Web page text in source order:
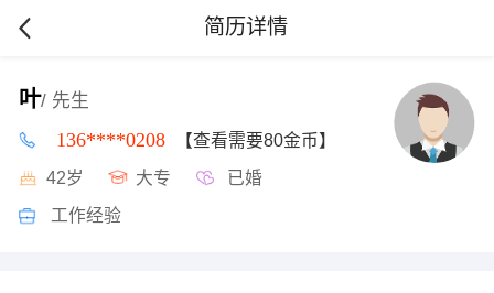
简历详情
叶/ 先生
136****0208 【查看需要80金币】
42岁 大专 已婚
工作经验